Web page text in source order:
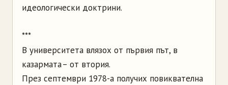
идеологически доктрини.
***
В университета влязох от първия път, в
казармата – от втория.
През септември 1978-а получих повиквателна